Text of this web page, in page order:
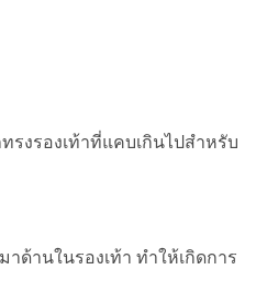
งรองเท้าที่แคบเกินไปสำหรับ
าด้านในรองเท้า ทำให้เกิดการ